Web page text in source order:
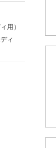
用）
ィ